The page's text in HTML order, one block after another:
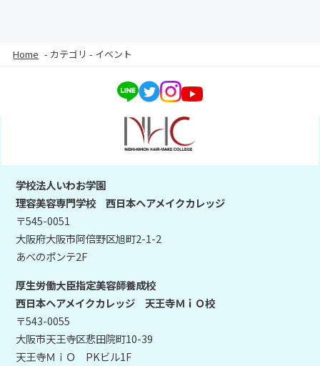
Home - カテゴリ - イベント
学校法人いわお学園
理容美容専門学校 西日本ヘアメイクカレッジ
〒545-0051
大阪府大阪市阿倍野区旭町2-1-2
あべのポンテ2F
厚生労働大臣指定美容師養成校
西日本ヘアメイクカレッジ 天王寺ＭｉＯ校
〒543-0055
大阪市天王寺区悲田院町10-39
天王寺ＭｉＯ PKビル1F